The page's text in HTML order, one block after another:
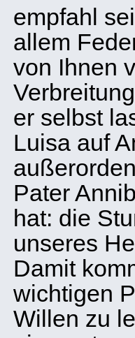
empfahl
allem
von Ihnen
er selbst
Luisa auf
Pater
hat: die
unseres
Damit
wichtigen
Willen zu